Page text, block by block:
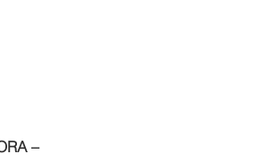
–